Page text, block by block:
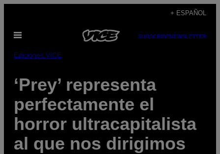
contenido
+ ESPAÑOL
Abrir
SUBSCRIBENEWSLETTER
Ediciones VICE
‘Prey’ representa
perfectamente el
horror ultracapitalista
al que nos dirigimos